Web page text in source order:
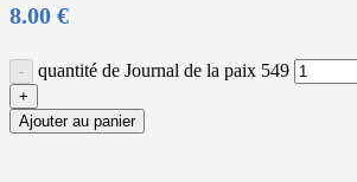
8.00 €
quantité de Journal de la paix 549
Ajouter au panier